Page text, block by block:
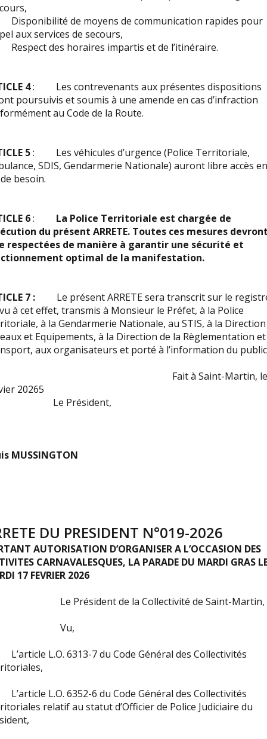
de moyens de communication rapides pour
aux services de secours,
des horaires impartis et de l’itinéraire.
4: Les contrevenants aux présentes dispositions
poursuivis et soumis à une amende en cas d’infraction
au Code de la Route.
5: Les véhicules d’urgence (Police Territoriale,
SDIS, Gendarmerie Nationale) auront libre accès
besoin.
6: La Police Territoriale est chargée de
du présent ARRETE. Toutes ces mesures
respectées de manière à garantir une sécurité et
optimal de la manifestation.
7 : Le présent ARRETE sera transcrit sur le
à cet effet, transmis à Monsieur le Préfet, à la Police
à la Gendarmerie Nationale, au STIS, à la Direction
et Equipements, à la Direction de la Règlementation
aux organisateurs et porté à l’information du
à Saint-Martin, le
20265
Président,
MUSSINGTON
DU PRESIDENT N°019-2026
AUTORISATION D’ORGANISER A L’OCCASION DES
CARNAVALESQUES, LA PARADE DU MARDI GRAS
17 FEVRIER 2026
Président de la Collectivité de Saint-Martin,
L.O. 6313-7 du Code Général des Collectivités
L.O. 6352-6 du Code Général des Collectivités
relatif au statut d’Officier de Police Judiciaire du